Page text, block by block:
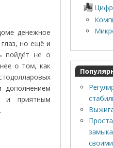
денежное
но ещё и
пойдёт не о
о том, как
и приятным